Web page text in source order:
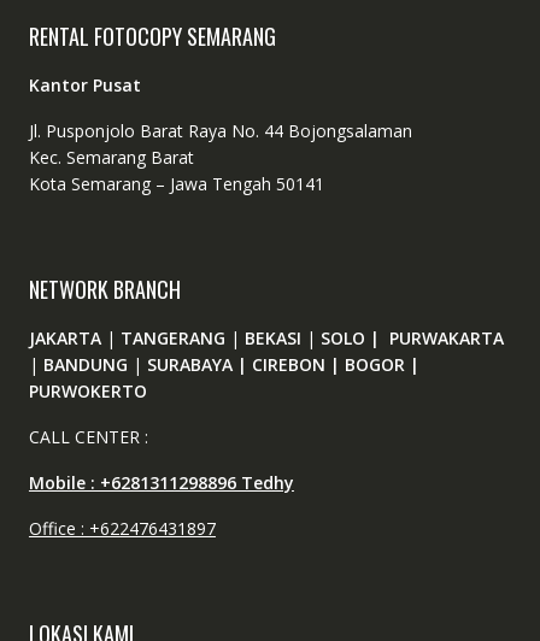
RENTAL FOTOCOPY SEMARANG
Kantor Pusat
Jl. Pusponjolo Barat Raya No. 44 Bojongsalaman
Kec. Semarang Barat
Kota Semarang – Jawa Tengah 50141
NETWORK BRANCH
JAKARTA| TANGERANG | BEKASI | SOLO | PURWAKARTA
| BANDUNG | SURABAYA | CIREBON | BOGOR |
PURWOKERTO
CALL CENTER :
Mobile : +6281311298896 Tedhy
Office : +622476431897
LOKASI KAMI